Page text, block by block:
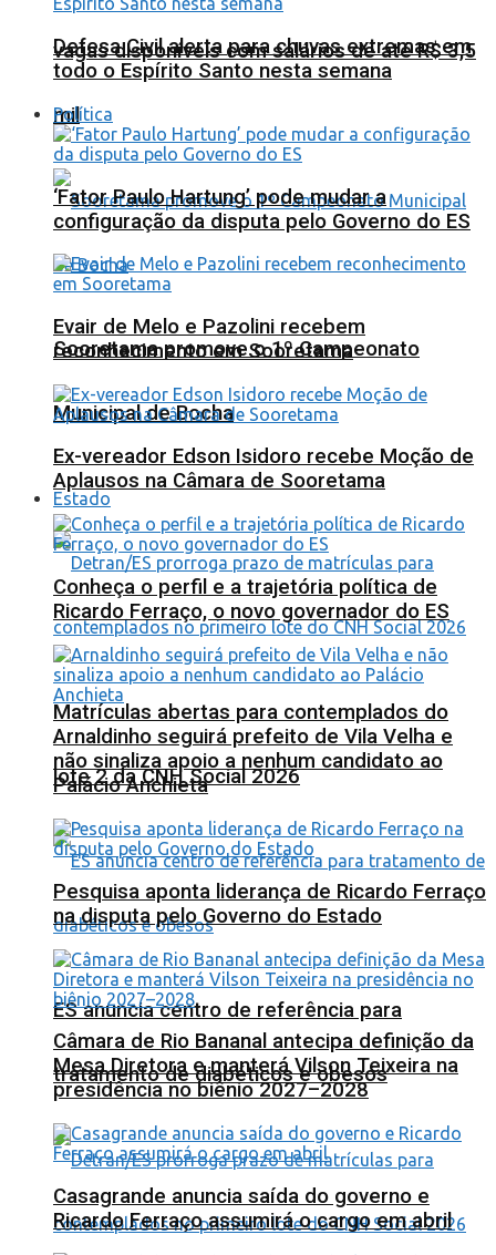
vagas disponíveis com salários de até R$ 3,5
mil
Sooretama promove o 1º Campeonato
Municipal de Bocha
Estado
Matrículas abertas para contemplados do
lote 2 da CNH Social 2026
ES anuncia centro de referência para
tratamento de diabéticos e obesos
Defesa Civil alerta para chuvas extremas em
todo o Espírito Santo nesta semana
Política
‘Fator Paulo Hartung’ pode mudar a
configuração da disputa pelo Governo do ES
Evair de Melo e Pazolini recebem
reconhecimento em Sooretama
Ex-vereador Edson Isidoro recebe Moção de
Aplausos na Câmara de Sooretama
Conheça o perfil e a trajetória política de
Ricardo Ferraço, o novo governador do ES
Arnaldinho seguirá prefeito de Vila Velha e
não sinaliza apoio a nenhum candidato ao
Palácio Anchieta
Pesquisa aponta liderança de Ricardo Ferraço
na disputa pelo Governo do Estado
Câmara de Rio Bananal antecipa definição da
Mesa Diretora e manterá Vilson Teixeira na
presidência no biênio 2027–2028
Casagrande anuncia saída do governo e
Ricardo Ferraço assumirá o cargo em abril